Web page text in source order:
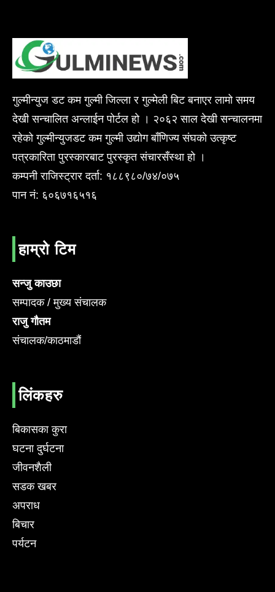
गुल्मीन्युज डट कम गुल्मी जिल्ला र गुल्मेली बिट बनाएर लामो समय
देखी सन्चालित अन्लाईन पोर्टल हो । २०६२ साल देखी सन्चालनमा
रहेको गुल्मीन्युजडट कम गुल्मी उद्योग बाँणिज्य संघको उत्कृष्ट
पत्रकारिता पुरस्कारबाट पुरस्कृत संचारसँस्था हो ।
कम्पनी राजिस्ट्रार दर्ता: १८८९८०/७४/०७५
पान नं: ६०६७१६५१६
हाम्रो टिम
सन्जु काउछा
सम्पादक / मुख्य संचालक
राजु गौतम
संचालक/काठमाडौं
लिंकहरु
बिकासका कुरा
घटना दुर्घटना
जीवनशैली
सडक खबर
अपराध
बिचार
पर्यटन